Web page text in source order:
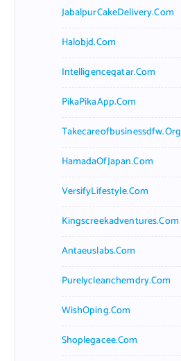
JabalpurCakeDelivery.com
Halobjd.com
Intelligenceqatar.com
PikaPikaApp.com
Takecareofbusinessdfw.org
HamadaOfJapan.com
VersifyLifestyle.com
Kingscreekadventures.com
Antaeuslabs.com
Purelycleanchemdry.com
WishOping.com
Shoplegacee.com